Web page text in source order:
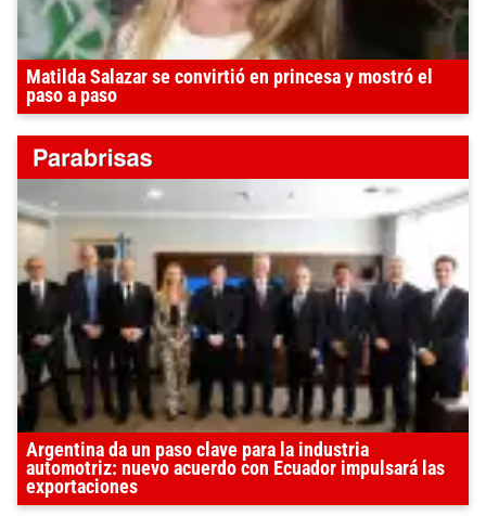
Matilda Salazar se convirtió en princesa y mostró el
paso a paso
Argentina da un paso clave para la industria
automotriz: nuevo acuerdo con Ecuador impulsará las
exportaciones